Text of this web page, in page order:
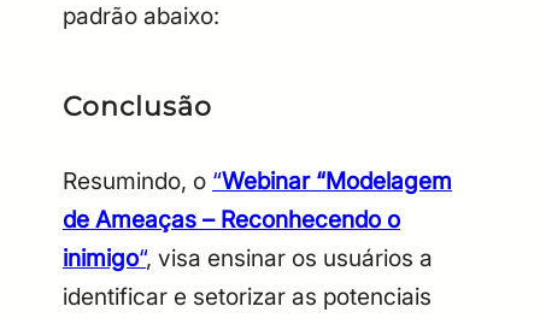
padrão abaixo:
Conclusão
Resumindo, o “Webinar “Modelagem
de Ameaças – Reconhecendo o
inimigo“, visa ensinar os usuários a
identificar e setorizar as potenciais